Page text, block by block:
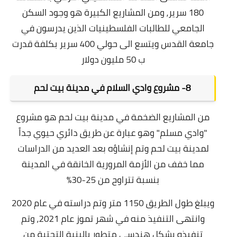
180 سرير,
ومن المشاريع الكبيرة هو وجود السكن
الجامعي للطالبات الفلسطينيات الذين يدرسون في
جامعة القدس ويتسع الى حولي 400 سرير بكلفة قدرت
ب 50 مليون دولار
8- مشروع وادي السلام في مدينة بيت لحم
من المشاريع الضخمة في مدينة بيت لحم هو مشروع
"وادي مسلم" وهو عبارة عن طريق دائري حيوي جداً
لمدينة بيت لحم وتم إنشاؤه بعد العديد من الدراسات
مما خفف من الأزمة المرورية الخانقة في المدينة
بنسبة تتراوح من 25-30%
ويبلغ طول الطريق 1150 متر وتم دراسته في عام 2020
وانتهى التنفيذ منه في شهر تموز عام 2021, وتم